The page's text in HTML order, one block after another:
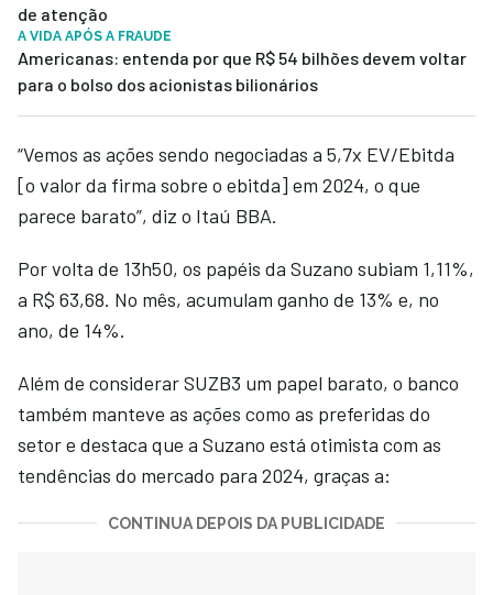
de atenção
A VIDA APÓS A FRAUDE
Americanas: entenda por que R$ 54 bilhões devem voltar
para o bolso dos acionistas bilionários
“Vemos as ações sendo negociadas a 5,7x EV/Ebitda
[o valor da firma sobre o ebitda] em 2024, o que
parece barato”, diz o Itaú BBA.
Por volta de 13h50, os papéis da Suzano subiam 1,11%,
a R$ 63,68. No mês, acumulam ganho de 13% e, no
ano, de 14%.
Além de considerar SUZB3 um papel barato, o banco
também manteve as ações como as preferidas do
setor e destaca que a Suzano está otimista com as
tendências do mercado para 2024, graças a:
CONTINUA DEPOIS DA PUBLICIDADE